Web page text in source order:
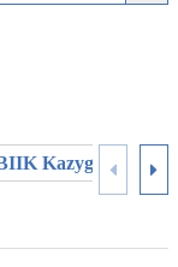
Kazygurt